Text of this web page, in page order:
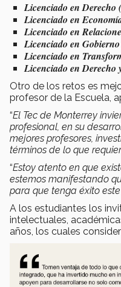
Licenciado en Derecho
Licenciado en
Licenciado en
Licenciado en
Licenciado en
Licenciado en
Otro de los retos es
profesor de la Escuela,
“El Tec de Monterrey
profesional, en su
mejores profesores,
términos de lo que
“Estoy atento en que
estemos manifestando
para que tenga éxito
A los estudiantes los
intelectuales,
años, los cuales